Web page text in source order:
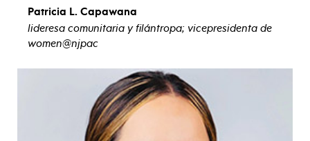
Patricia L. Capawana
lideresa comunitaria y filántropa; vicepresidenta de
women@njpac